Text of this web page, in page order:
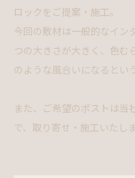
ロックをご提案・施工。
今回の敷材は一般的なイン
つの大きさが大きく、色む
のような風合いになるとい
また、ご希望のポストは当
で、取り寄せ・施工いたし